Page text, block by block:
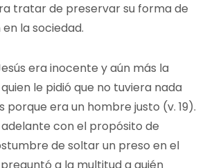
tratar de preservar su forma de
la sociedad.
era inocente y aún más la
le pidió que no tuviera nada
porque era un hombre justo (v. 19).
adelante con el propósito de
de soltar un preso en el